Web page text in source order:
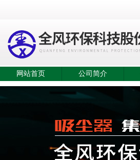
网站首页 公司简介